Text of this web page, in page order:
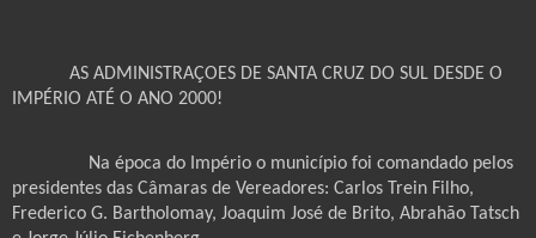
AS ADMINISTRAÇOES DE SANTA CRUZ DO SUL DESDE O
IMPÉRIO ATÉ O ANO 2000!
Na época do Império o município foi comandado pelos
presidentes das Câmaras de Vereadores: Carlos Trein Filho,
Frederico G. Bartholomay, Joaquim José de Brito, Abrahão Tatsch